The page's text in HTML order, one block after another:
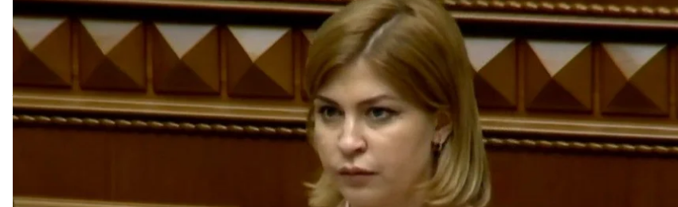
Новоназначенная вице-премьер-министер по вопросам европейской и евроатлантической интеграции Ольга Стефанишина
Скриншот
Народные депутаты поддержали увольнение вице—премьера по вопросам европейской и
евроатлантической интеграции Вадима Пристайко и назначение на эту должность Ольги
Стефанишиной.
Такие инициативы правительстваподдержалинародные депутаты 4 июня.
Так, голосами 296 народных депутатов Пристайко освободили от должности, а 255 голосами —
назначили Стефанишину.
Должность получила генеральный директор правительственного офиса координации
европейской и евроатлантической интеграции секретариата Ольга Стефанишина.